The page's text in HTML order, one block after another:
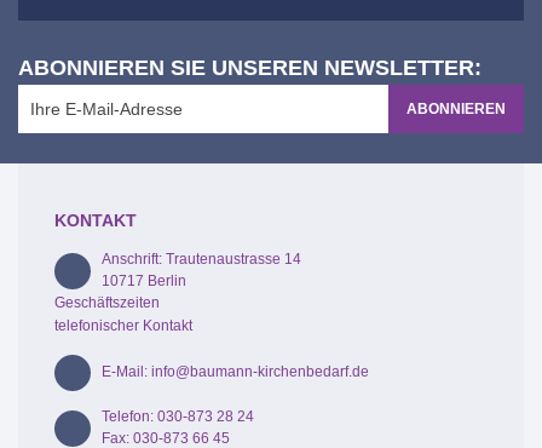
ABONNIEREN SIE UNSEREN NEWSLETTER:
ABONNIEREN
KONTAKT
Anschrift: Trautenaustrasse 14
10717 Berlin
Geschäftszeiten
telefonischer Kontakt
E-Mail: info@baumann-kirchenbedarf.de
Telefon: 030-873 28 24
Fax: 030-873 66 45